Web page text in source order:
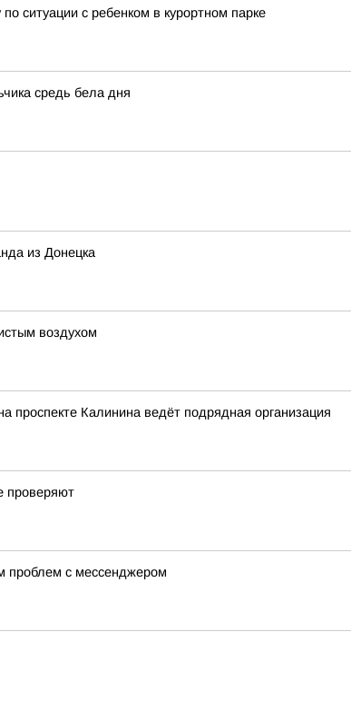
ситуации с ребенком в курортном парке
средь бела дня
из Донецка
воздухом
проспекте Калинина ведёт подрядная организация
проверяют
проблем с мессенджером